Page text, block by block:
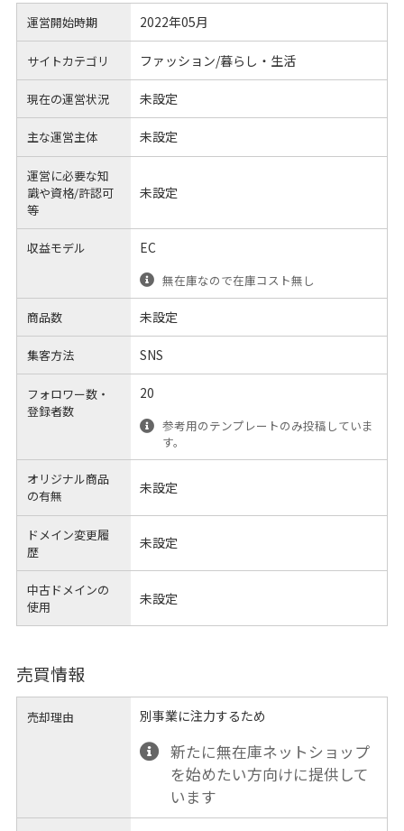
運営開始時期 2022年05月
サイトカテゴリ ファッション/暮らし・生活
現在の運営状況 未設定
主な運営主体 未設定
運営に必要な知
識や資格/許認可
等
未設定
収益モデル EC
無在庫なので在庫コスト無し
商品数 未設定
集客方法 SNS
フォロワー数・
登録者数
20
参考用のテンプレートのみ投稿していま
す。
オリジナル商品
の有無
未設定
ドメイン変更履
歴
未設定
中古ドメインの
使用
未設定
売買情報
売却理由 別事業に注力するため
新たに無在庫ネットショップ
を始めたい方向けに提供して
います